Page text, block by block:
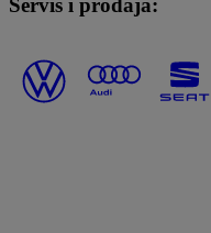
Servis i prodaja: